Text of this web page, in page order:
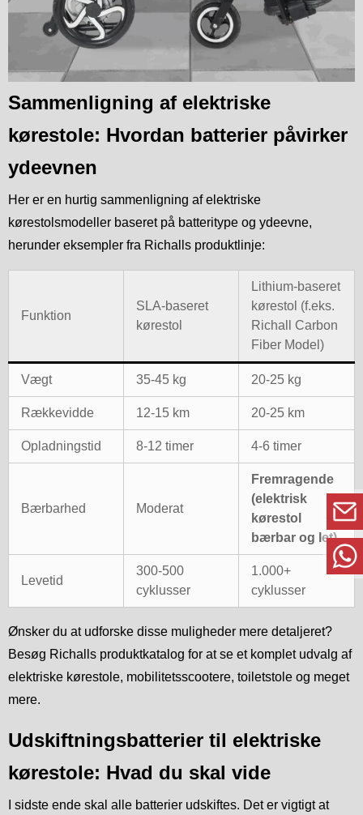
Sammenligning af elektriske
kørestole: Hvordan batterier påvirker
ydeevnen
Her er en hurtig sammenligning af elektriske
kørestolsmodeller baseret på batteritype og ydeevne,
herunder eksempler fra Richalls produktlinje:
Funktion
SLA-baseret
kørestol
Lithium-baseret
kørestol (f.eks.
Richall Carbon
Fiber Model)
Vægt 35-45 kg 20-25 kg
Rækkevidde 12-15 km 20-25 km
Opladningstid 8-12 timer 4-6 timer
Bærbarhed Moderat
Fremragende
(elektrisk
kørestol
bærbar og let)
Levetid
300-500
cyklusser
1.000+
cyklusser
Ønsker du at udforske disse muligheder mere detaljeret?
Besøg Richalls produktkatalog for at se et komplet udvalg af
elektriske kørestole, mobilitetsscootere, toiletstole og meget
mere.
Udskiftningsbatterier til elektriske
kørestole: Hvad du skal vide
I sidste ende skal alle batterier udskiftes. Det er vigtigt at